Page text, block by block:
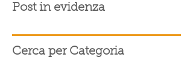
Post in evidenza
Cerca per Categoria